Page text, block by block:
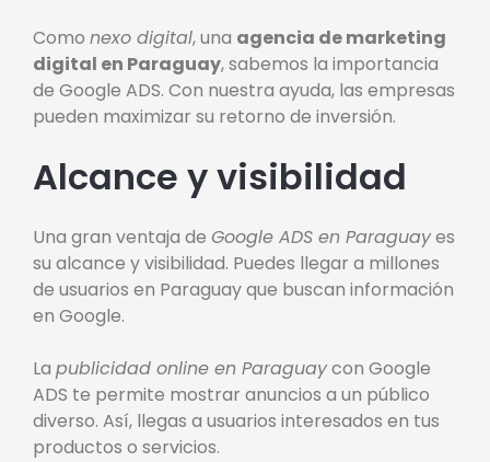
Como nexo digital, una agencia de marketing
digital en Paraguay, sabemos la importancia
de Google ADS. Con nuestra ayuda, las empresas
pueden maximizar su retorno de inversión.
Alcance y visibilidad
Una gran ventaja de Google ADS en Paraguayes
su alcance y visibilidad. Puedes llegar a millones
de usuarios en Paraguay que buscan información
en Google.
La publicidad online en Paraguaycon Google
ADS te permite mostrar anuncios a un público
diverso. Así, llegas a usuarios interesados en tus
productos o servicios.